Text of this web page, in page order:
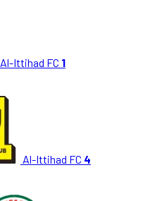
Al-Ittihad FC 1
Al-Ittihad FC 4